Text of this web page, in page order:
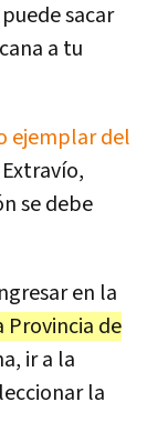
sacar
a tu
ejemplar del
se debe
en la
Provincia de
ir a la
la